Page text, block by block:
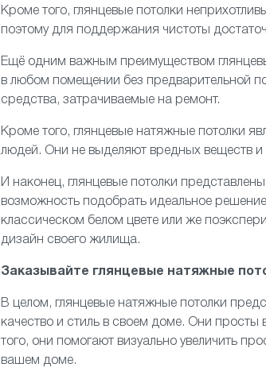
Кроме того, глянцевые потолки
поэтому для поддержания чистоты
Ещё одним важным преимуществом
в любом помещении без предварительной
средства, затрачиваемые на ремонт.
Кроме того, глянцевые натяжные потолки
людей. Они не выделяют вредных веществ и
И наконец, глянцевые потолки
возможность подобрать идеальное
классическом белом цвете или же
дизайн своего жилища.
Заказывайте глянцевые натяжные
В целом, глянцевые натяжные потолки
качество и стиль в своем доме. Они просты
того, они помогают визуально увеличить
вашем доме.